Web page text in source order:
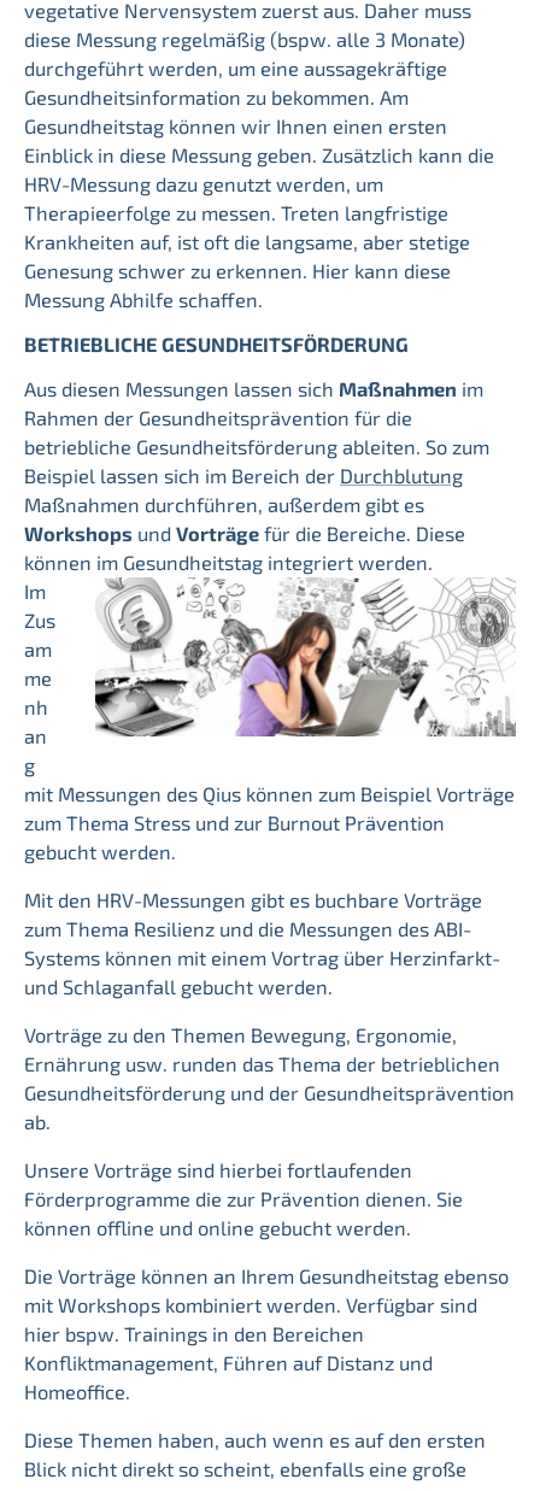
vegetative Nervensystem zuerst aus. Daher muss
diese Messung regelmäßig (bspw. alle 3 Monate)
durchgeführt werden, um eine aussagekräftige
Gesundheitsinformation zu bekommen. Am
Gesundheitstag können wir Ihnen einen ersten
Einblick in diese Messung geben. Zusätzlich kann die
HRV-Messung dazu genutzt werden, um
Therapieerfolge zu messen. Treten langfristige
Krankheiten auf, ist oft die langsame, aber stetige
Genesung schwer zu erkennen. Hier kann diese
Messung Abhilfe schaffen.
BETRIEBLICHE GESUNDHEITSFÖRDERUNG
Aus diesen Messungen lassen sich Maßnahmen im
Rahmen der Gesundheitsprävention für die
betriebliche Gesundheitsförderung ableiten. So zum
Beispiel lassen sich im Bereich der Durchblutung
Maßnahmen durchführen, außerdem gibt es
Workshops und Vorträge für die Bereiche. Diese
können im Gesundheitstag integriert werden.
Im
Zus
am
me
nh
an
g
mit Messungen des Qius können zum Beispiel Vorträge
zum Thema Stress und zur Burnout Prävention
gebucht werden.
Mit den HRV-Messungen gibt es buchbare Vorträge
zum Thema Resilienz und die Messungen des ABI-
Systems können mit einem Vortrag über Herzinfarkt-
und Schlaganfall gebucht werden.
Vorträge zu den Themen Bewegung, Ergonomie,
Ernährung usw. runden das Thema der betrieblichen
Gesundheitsförderung und der Gesundheitsprävention
ab.
Unsere Vorträge sind hierbei fortlaufenden
Förderprogramme die zur Prävention dienen. Sie
können offline und online gebucht werden.
Die Vorträge können an Ihrem Gesundheitstag ebenso
mit Workshops kombiniert werden. Verfügbar sind
hier bspw. Trainings in den Bereichen
Konfliktmanagement, Führen auf Distanz und
Homeoffice.
Diese Themen haben, auch wenn es auf den ersten
Blick nicht direkt so scheint, ebenfalls eine große